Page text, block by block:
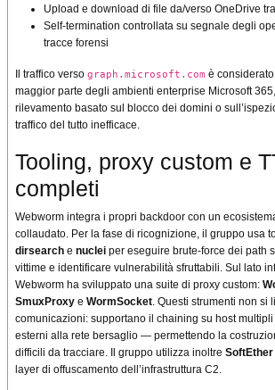
Upload e download di file da/verso OneDrive
Self-termination controllata su segnale degli
tracce forensi
Il traffico verso graph.microsoft.com è
maggior parte degli ambienti enterprise Microsoft
rilevamento basato sul blocco dei domini o
traffico del tutto inefficace.
Tooling, proxy custom e
completi
Webworm integra i propri backdoor con un
collaudato. Per la fase di ricognizione, il gruppo usa
dirsearch e nuclei per eseguire brute-force dei path
vittime e identificare vulnerabilità sfruttabili. Sul lato
Webworm ha sviluppato una suite di proxy custom:
SmuxProxy e WormSocket. Questi strumenti non si
comunicazioni: supportano il chaining su host
esterni alla rete bersaglio — permettendo la
difficili da tracciare. Il gruppo utilizza inoltre SoftEther
layer di offuscamento dell’infrastruttura C2.